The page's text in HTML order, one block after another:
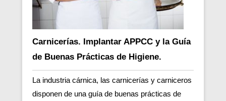
Carnicerías. Implantar APPCC y la Guía
de Buenas Prácticas de Higiene.
La industria cárnica, las carnicerías y carniceros
disponen de una guía de buenas prácticas de